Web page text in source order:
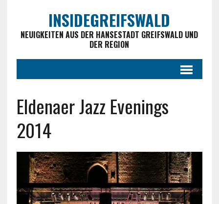
INSIDEGREIFSWALD
NEUIGKEITEN AUS DER HANSESTADT GREIFSWALD UND
DER REGION
Eldenaer Jazz Evenings
2014